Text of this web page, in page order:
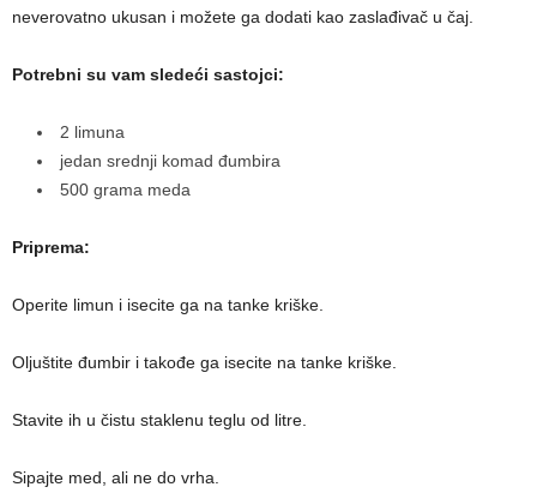
neverovatno ukusan i možete ga dodati kao zaslađivač u čaj.
Potrebni su vam sledeći sastojci:
2 limuna
jedan srednji komad đumbira
500 grama meda
Priprema:
Operite limun i isecite ga na tanke kriške.
Oljuštite đumbir i takođe ga isecite na tanke kriške.
Stavite ih u čistu staklenu teglu od litre.
Sipajte med, ali ne do vrha.